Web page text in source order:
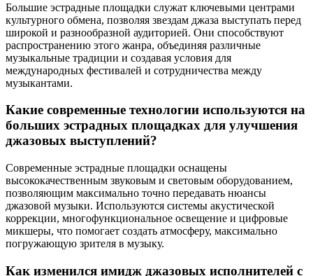
Большие эстрадные площадки служат ключевыми центрами
культурного обмена, позволяя звездам джаза выступать перед
широкой и разнообразной аудиторией. Они способствуют
распространению этого жанра, объединяя различные
музыкальные традиции и создавая условия для
международных фестивалей и сотрудничества между
музыкантами.
Какие современные технологии используются на
больших эстрадных площадках для улучшения
джазовых выступлений?
Современные эстрадные площадки оснащены
высококачественным звуковым и световым оборудованием,
позволяющим максимально точно передавать нюансы
джазовой музыки. Используются системы акустической
коррекции, многофункциональное освещение и цифровые
микшеры, что помогает создать атмосферу, максимально
погружающую зрителя в музыку.
Как изменился имидж джазовых исполнителей с